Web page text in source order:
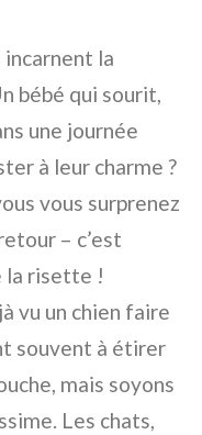
la
bébé qui sourit,
une journée
à leur charme ?
vous surprenez
– c’est
la risette !
vu un chien faire
souvent à étirer
mais soyons
Les chats,